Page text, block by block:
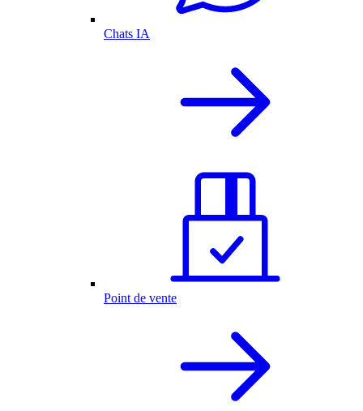
Chats IA
Point de vente